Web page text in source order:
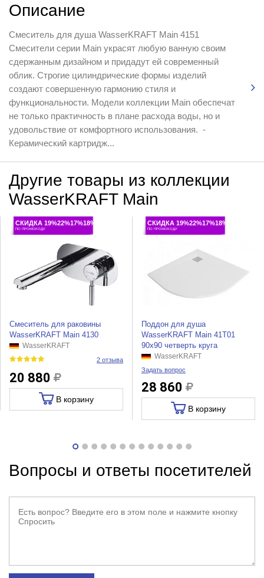
Описание
Смеситель для душа WasserKRAFT Main 4151
Смесители серии Main украсят любую ванную своим
сдержанным дизайном и придадут ей современный
облик. Строгие цилиндрические формы изделий
создают совершенную гармонию стиля и
функциональности. Модели коллекции Main обеспечат
не только практичность в плане расхода воды, но и
удовольствие от комфортного использования. -
Керамический картридж...
Другие товары из коллекции
WasserKRAFT Main
СКИДКА 19%22%17%18%
ПО ПРОМОКОДУ
Смеситель для раковины
WasserKRAFT Main 4130
WasserKRAFT
2 отзыва
20 880
В корзину
СКИДКА 19%22%17%18%
ПО ПРОМОКОДУ
Поддон для душа
WasserKRAFT Main 41T01
90x90 четверть круга
WasserKRAFT
Задать вопрос
28 860
В корзину
Вопросы и ответы посетителей